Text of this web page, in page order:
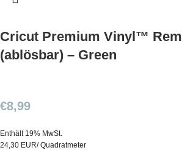
Cricut Premium Vinyl™
(ablösbar) – Green
€8,99
Enthält 19% MwSt.
24,30 EUR/ Quadratmeter